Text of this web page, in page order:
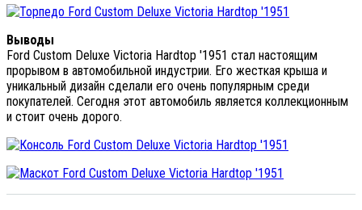
Выводы
Ford Custom Deluxe Victoria Hardtop '1951 стал настоящим
прорывом в автомобильной индустрии. Его жесткая крыша и
уникальный дизайн сделали его очень популярным среди
покупателей. Сегодня этот автомобиль является коллекционным
и стоит очень дорого.